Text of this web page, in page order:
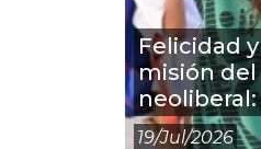
Felicidad
misión del
19/jul/2026